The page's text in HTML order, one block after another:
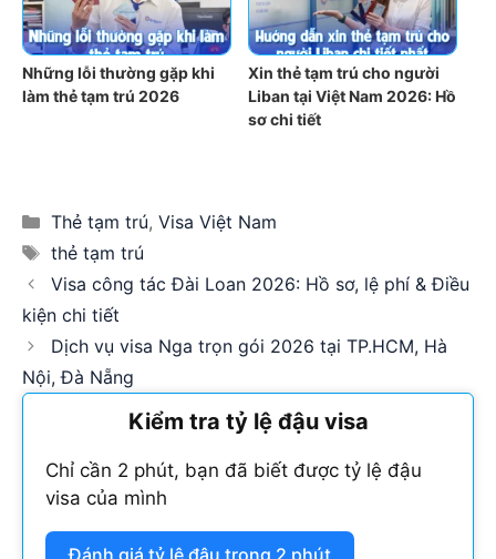
Những lỗi thường gặp khi
làm thẻ tạm trú 2026
Xin thẻ tạm trú cho người
Liban tại Việt Nam 2026: Hồ
sơ chi tiết
Categories
Thẻ tạm trú, Visa Việt Nam
Tags
thẻ tạm trú
Visa công tác Đài Loan 2026: Hồ sơ, lệ phí & Điều
kiện chi tiết
Dịch vụ visa Nga trọn gói 2026 tại TP.HCM, Hà
Nội, Đà Nẵng
Kiểm tra tỷ lệ đậu visa
Chỉ cần 2 phút, bạn đã biết được tỷ lệ đậu
visa của mình
Đánh giá tỷ lệ đậu trong 2 phút